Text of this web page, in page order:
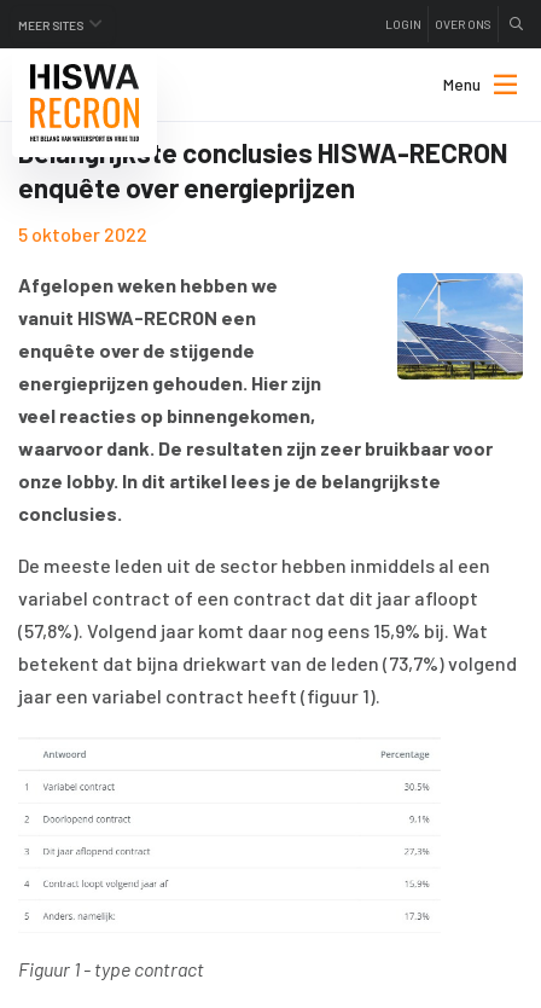
MEER SITES LOGIN OVER ONS
Menu
Belangrijkste conclusies HISWA-RECRON
enquête over energieprijzen
5 oktober 2022
Afgelopen weken hebben we
vanuit HISWA-RECRON een
enquête over de stijgende
energieprijzen gehouden. Hier zijn
veel reacties op binnengekomen,
waarvoor dank. De resultaten zijn zeer bruikbaar voor
onze lobby. In dit artikel lees je de belangrijkste
conclusies.
De meeste leden uit de sector hebben inmiddels al een
variabel contract of een contract dat dit jaar afloopt
(57,8%). Volgend jaar komt daar nog eens 15,9% bij. Wat
betekent dat bijna driekwart van de leden (73,7%) volgend
jaar een variabel contract heeft (figuur 1).
Figuur 1 - type contract